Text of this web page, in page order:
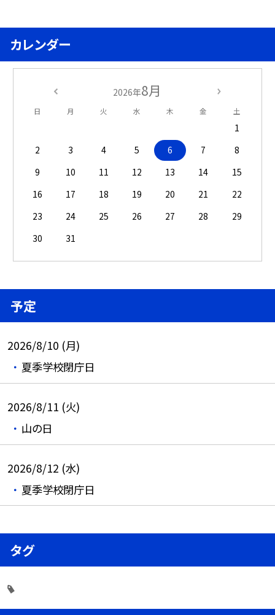
カレンダー
2026年8月
日 月 火 水 木 金 土
1
2
3 4 5 6 7
8
9
10 11 12 13 14
15
16
17 18 19 20 21
22
23
24 25 26 27 28
29
30
31
予定
2026/8/10 (月)
夏季学校閉庁日
2026/8/11 (火)
山の日
2026/8/12 (水)
夏季学校閉庁日
タグ